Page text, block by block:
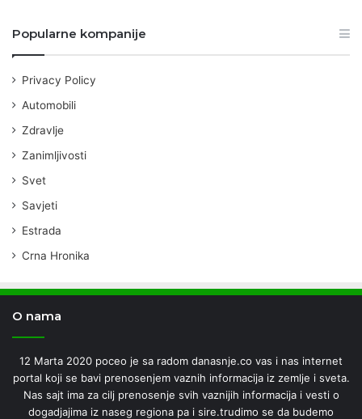
Popularne kompanije
Privacy Policy
Automobili
Zdravlje
Zanimljivosti
Svet
Savjeti
Estrada
Crna Hronika
O nama
12 Marta 2020 poceo je sa radom danasnje.co vas i nas internet
portal koji se bavi prenosenjem vaznih informacija iz zemlje i sveta.
Nas sajt ima za cilj prenosenje svih vaznijih informacija i vesti o
dogadjajima iz naseg regiona pa i sire.trudimo se da budemo